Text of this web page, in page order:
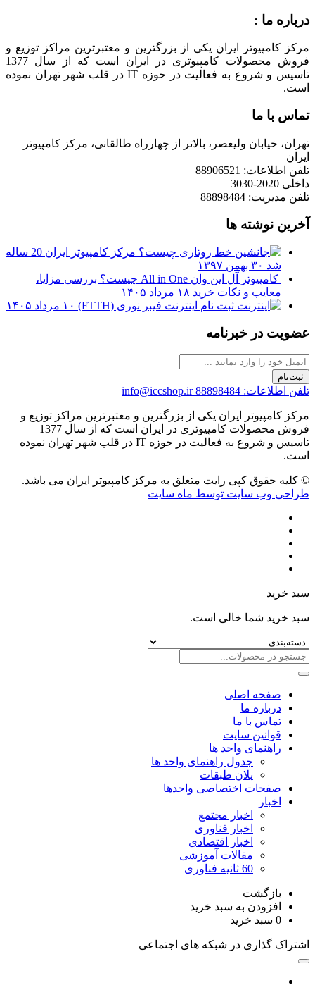
درباره ما :
مرکز کامپیوتر ایران یکی از بزرگترین و معتبرترین مراکز توزیع و
فروش محصولات کامپیوتری در ایران است که از سال 1377
تاسیس و شروع به فعالیت در حوزه IT در قلب شهر تهران نموده
است.
تماس با ما
تهران، خیابان ولیعصر، بالاتر از چهارراه طالقانی، مرکز کامپیوتر
ایران
تلفن اطلاعات: 88906521
داخلی 2020-3030
تلفن مدیریت: 88898484
آخرین نوشته ها
مرکز کامپیوتر ایران 20 ساله
شد ۳۰ بهمن ۱۳۹۷
کامپیوتر آل این وان All in One چیست؟ بررسی مزایا،
معایب و نکات خرید ۱۸ مرداد ۱۴۰۵
ثبت نام اینترنت فیبر نوری (FTTH)
۱۰ مرداد ۱۴۰۵
عضویت در خبرنامه
ثبت‌نام
تلفن اطلاعات: 88898484 info@iccshop.ir
مرکز کامپیوتر ایران یکی از بزرگترین و معتبرترین مراکز توزیع و
فروش محصولات کامپیوتری در ایران است که از سال 1377
تاسیس و شروع به فعالیت در حوزه IT در قلب شهر تهران نموده
است.
© کلیه حقوق کپی رایت متعلق به مرکز کامپیوتر ایران می باشد. |
طراحی وب سایت توسط ماه سایت
سبد خرید
سبد خرید شما خالی است.
صفحه اصلی
درباره ما
تماس با ما
قوانین سایت
راهنمای واحد ها
جدول راهنمای واحد ها
پلان طبقات
صفحات اختصاصی واحدها
اخبار
اخبار مجتمع
اخبار فناوری
اخبار اقتصادی
مقالات آموزشی
60 ثانیه فناوری
بازگشت
افزودن به سبد خرید
0 سبد خرید
اشتراک گذاری در شبکه های اجتماعی